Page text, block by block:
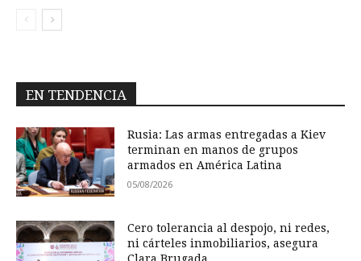
EN TENDENCIA
Rusia: Las armas entregadas a Kiev
terminan en manos de grupos
armados en América Latina
05/08/2026
Cero tolerancia al despojo, ni redes,
ni cárteles inmobiliarios, asegura
Clara Brugada